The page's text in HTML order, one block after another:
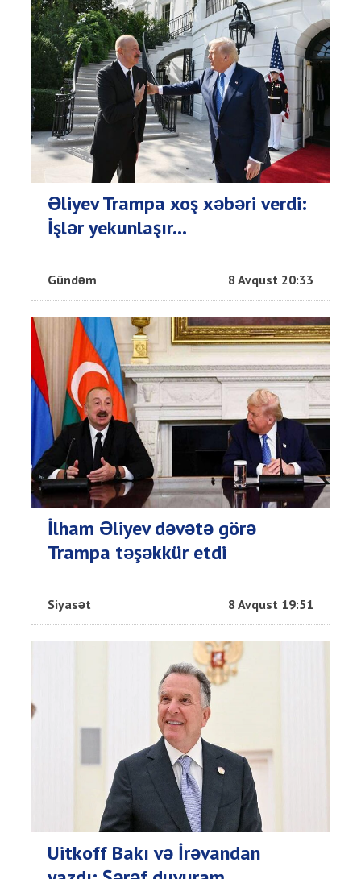
Əliyev Trampa xoş xəbəri verdi:
İşlər yekunlaşır...
Gündəm 8 Avqust 20:33
İlham Əliyev dəvətə görə
Trampa təşəkkür etdi
Siyasət 8 Avqust 19:51
Uitkoff Bakı və İrəvandan